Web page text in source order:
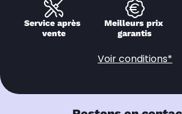
Service après
vente
Meilleurs prix
garantis
Voir conditions*